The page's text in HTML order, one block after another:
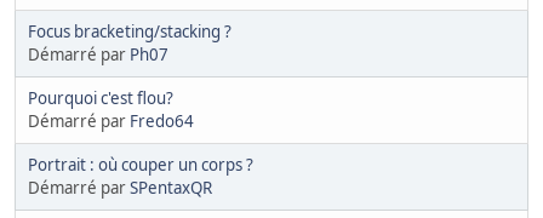
Focus bracketing/stacking ?
Démarré par Ph07
Pourquoi c'est flou?
Démarré par Fredo64
Portrait : où couper un corps ?
Démarré parSPentaxQR